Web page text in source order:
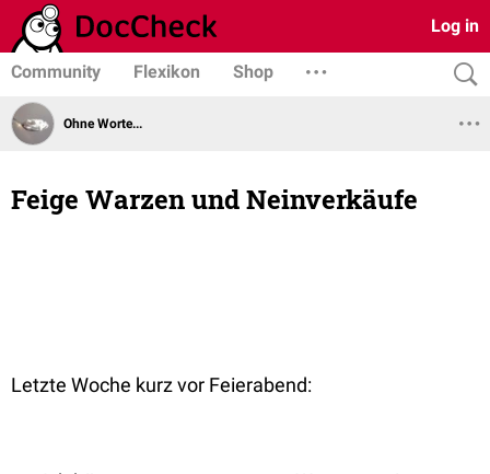
Log in
Community Flexikon Shop
Ohne Worte...
Feige Warzen und Neinverkäufe
Letzte Woche kurz vor Feierabend: